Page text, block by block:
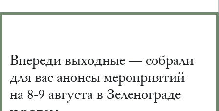
Впереди выходные — собрали
для вас анонсы мероприятий
на 8-9 августа в Зеленограде